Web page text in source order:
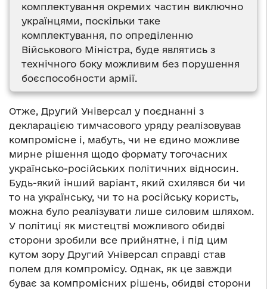
комплектування окремих частин виключно
українцями, поскільки таке
комплектування, по опреділенню
Військового Міністра, буде являтись з
технічного боку можливим без порушення
боєспособности армії.
Отже, Другий Універсал у поєднанні з
декларацією тимчасового уряду реалізовував
компромісне і, мабуть, чи не єдино можливе
мирне рішення щодо формату тогочасних
українсько-російських політичних відносин.
Будь-який інший варіант, який схилявся би чи
то на українську, чи то на російську користь,
можна було реалізувати лише силовим шляхом.
У політиці як мистецтві можливого обидві
сторони зробили все прийнятне, і під цим
кутом зору Другий Універсал справді став
полем для компромісу. Однак, як це завжди
буває за компромісних рішень, обидві сторони